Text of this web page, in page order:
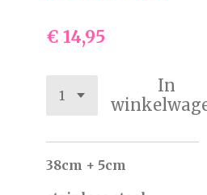
€ 14,95
In
38cm + 5cm